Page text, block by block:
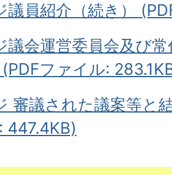
議員紹介（続き）
議会運営委員会及び
ファイル:
審議された議案等と
447.4KB)